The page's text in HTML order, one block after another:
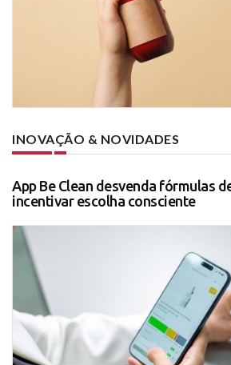
INOVAÇÃO & NOVIDADES
App Be Clean desvenda fórmulas
incentivar escolha consciente